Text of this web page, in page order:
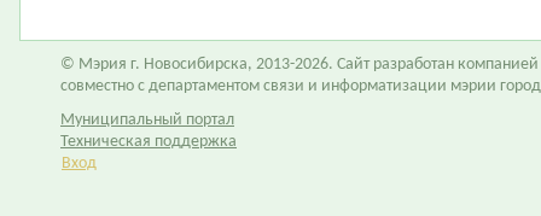
© Мэрия г. Новосибирска, 2013-2026. Сайт разработан компанией
совместно с департаментом связи и информатизации мэрии
Муниципальный портал
Техническая поддержка
Вход